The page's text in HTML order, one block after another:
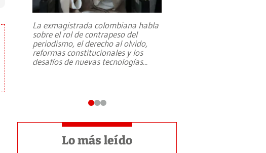
La exmagistrada colombiana habla
sobre el rol de contrapeso del
periodismo, el derecho al olvido,
reformas constitucionales y los
desafíos de nuevas tecnologías...
Lo más leído